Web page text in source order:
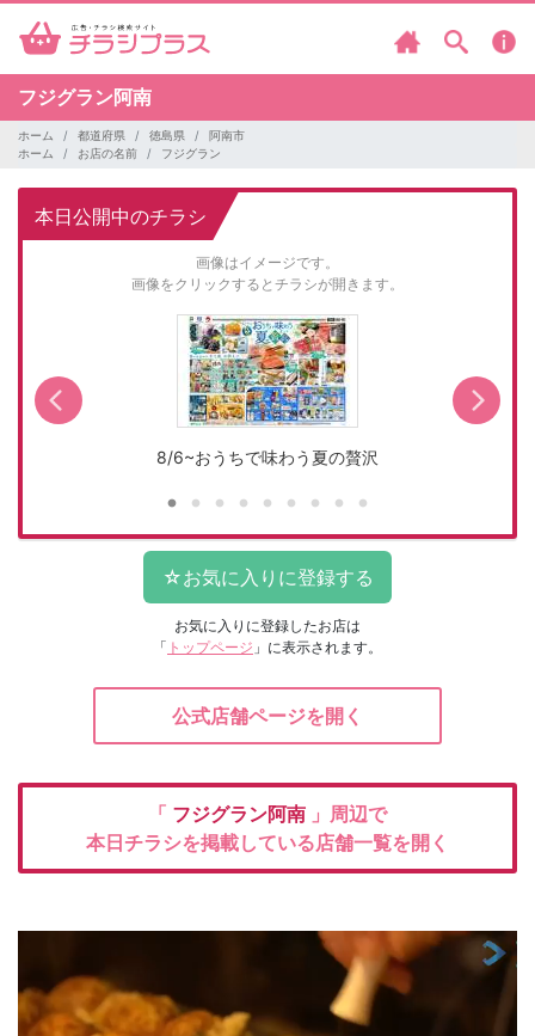
フジグラン阿南
ホーム 都道府県 徳島県
阿南市
ホーム
お店の名前 フジグラン
本日公開中のチラシ
画像はイメージです。
画像をクリックするとチラシが開きます。
8/6~おうちで味わう夏の贅沢
お気に入りに登録したお店は
「 トップページ 」に表示されます。
公式店舗ページを開く
「 フジグラン阿南 」周辺で
本日チラシを掲載している店舗一覧を開く